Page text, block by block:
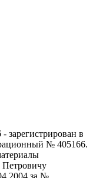
- зарегистрирован в
№ 405166.
за №